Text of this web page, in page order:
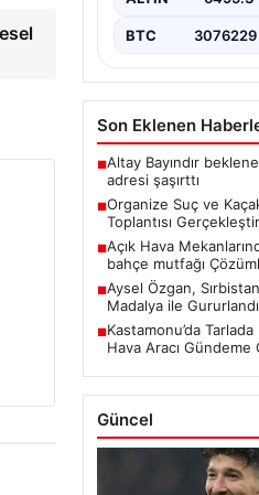
konularını ele almak…
BTC 3076229
Son Eklenen
■Altay Bayındır
adresi şaşırttı
■Organize Suç ve
Toplantısı
■Açık Hava
bahçe mutfağı
■Aysel Özgan,
Madalya ile
■Kastamonu’da
Hava Aracı Gündeme
Güncel